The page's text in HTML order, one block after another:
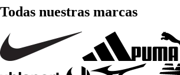
Todas nuestras marcas